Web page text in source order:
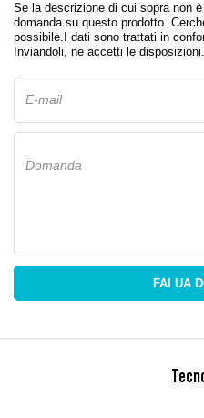
Se la descrizione di cui sopra non
domanda su questo prodotto.
possibile. I dati sono trattati in
Inviandoli, ne accetti le disposizioni.
E-mail
Domanda
FAI UA